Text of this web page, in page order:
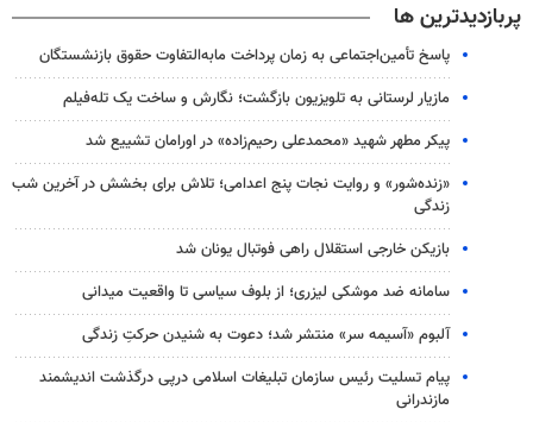
پربازدیدترین ها
پاسخ تأمین‌اجتماعی به زمان پرداخت مابه‌التفاوت حقوق بازنشستگان
مازیار لرستانی به تلویزیون بازگشت؛ نگارش و ساخت یک تله‌فیلم
پیکر مطهر شهید «محمدعلی رحیم‌زاده» در اورامان تشییع شد
«زنده‌شور» و روایت نجات پنج اعدامی؛ تلاش برای بخشش در آخرین شب
زندگی
بازیکن خارجی استقلال راهی فوتبال یونان شد
سامانه ضد موشکی لیزری؛ از بلوف سیاسی تا واقعیت میدانی
آلبوم «آسیمه سر» منتشر شد؛ دعوت به شنیدن حرکتِ زندگی
پیام تسلیت رئیس سازمان تبلیغات اسلامی درپی درگذشت اندیشمند
مازندرانی